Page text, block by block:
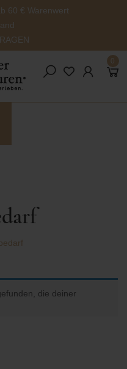
60 € Warenwert
0
die deiner